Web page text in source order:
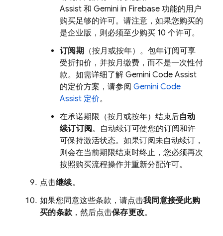
Assist 和 Gemini in Firebase 功能的用户
购买足够的许可。请注意，如果您购买的
是企业版，则必须至少购买 10 个许可。
订阅期（按月或按年）。包年订阅可享
受折扣价，并按月缴费，而不是一次性付
款。如需详细了解 Gemini Code Assist
的定价方案，请参阅 Gemini Code
Assist 定价。
在承诺期限（按月或按年）结束后自动
续订订阅。自动续订可使您的订阅和许
可保持激活状态。如果订阅未自动续订，
则会在当前期限结束时终止，您必须再次
按照购买流程操作并重新分配许可。
点击继续。
如果您同意这些条款，请点击我同意接受此购
买的条款，然后点击保存更改。